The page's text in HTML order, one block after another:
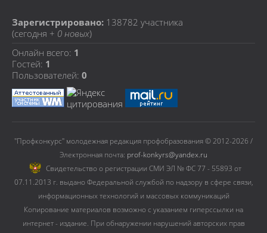
Зарегистрировано: 138782 участника
(сегодня + 0 новых)
Онлайн всего: 1
Гостей: 1
Пользователей: 0
"Профконкурс" молодежная редакция профобразования © 2012-2026 /
Электронная почта: prof-konkyrs@yandex.ru
Cвидетельство о регистрации СМИ ЭЛ № ФС 77 - 55893 от
07.11.2013 г. выдано Федеральной службой по надзору в сфере связи,
информационных технологий и массовых коммуникаций
Копирование материалов возможно с указанием гиперссылки на
интернет - издание. При обнаружении нарушений авторских прав